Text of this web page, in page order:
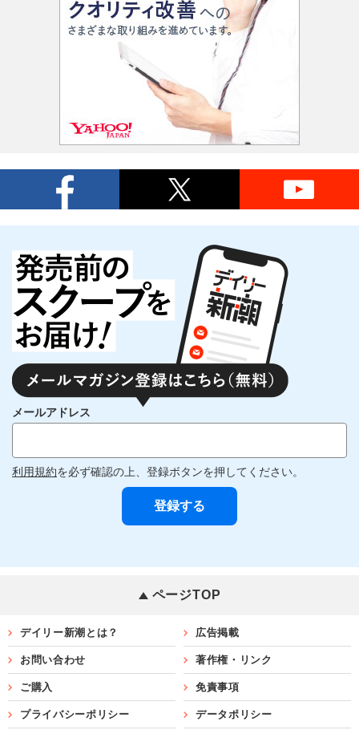
メールアドレス
利用規約を必ず確認の上、登録ボタンを押してください。
ページTOP
デイリー新潮とは？ 広告掲載
お問い合わせ 著作権・リンク
ご購入 免責事項
プライバシーポリシー データポリシー